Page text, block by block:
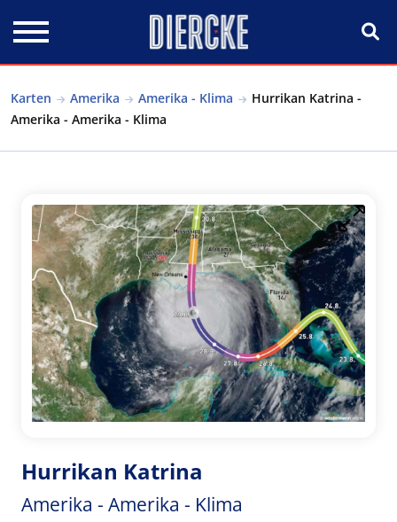
Karten Amerika Amerika - Klima
Hurrikan Katrina -
Amerika - Amerika - Klima
Hurrikan Katrina
Amerika - Amerika - Klima